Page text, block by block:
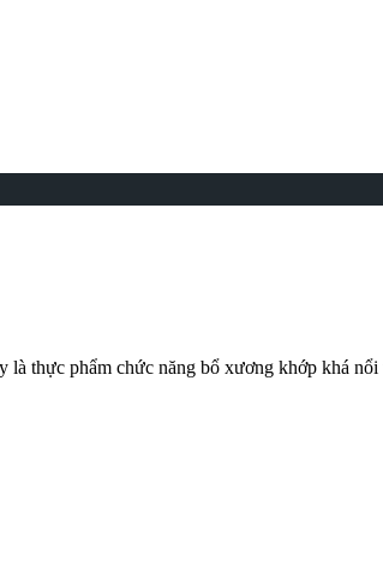
là thực phẩm chức năng bổ xương khớp khá